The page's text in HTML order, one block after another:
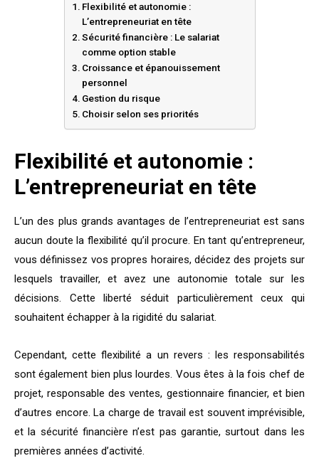
Flexibilité et autonomie :
L’entrepreneuriat en tête
Sécurité financière : Le salariat
comme option stable
Croissance et épanouissement
personnel
Gestion du risque
Choisir selon ses priorités
Flexibilité et autonomie :
L’entrepreneuriat en tête
L’un des plus grands avantages de l’entrepreneuriat est sans
aucun doute la flexibilité qu’il procure. En tant qu’entrepreneur,
vous définissez vos propres horaires, décidez des projets sur
lesquels travailler, et avez une autonomie totale sur les
décisions. Cette liberté séduit particulièrement ceux qui
souhaitent échapper à la rigidité du salariat.
Cependant, cette flexibilité a un revers : les responsabilités
sont également bien plus lourdes. Vous êtes à la fois chef de
projet, responsable des ventes, gestionnaire financier, et bien
d’autres encore. La charge de travail est souvent imprévisible,
et la sécurité financière n’est pas garantie, surtout dans les
premières années d’activité.